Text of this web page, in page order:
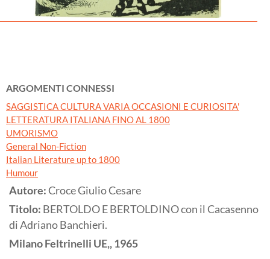
ARGOMENTI CONNESSI
SAGGISTICA CULTURA VARIA OCCASIONI E CURIOSITA'
LETTERATURA ITALIANA FINO AL 1800
UMORISMO
General Non-Fiction
Italian Literature up to 1800
Humour
Autore:Croce Giulio Cesare
Titolo: BERTOLDO E BERTOLDINO con il Cacasenno
di Adriano Banchieri.
MilanoFeltrinelli UE,,1965